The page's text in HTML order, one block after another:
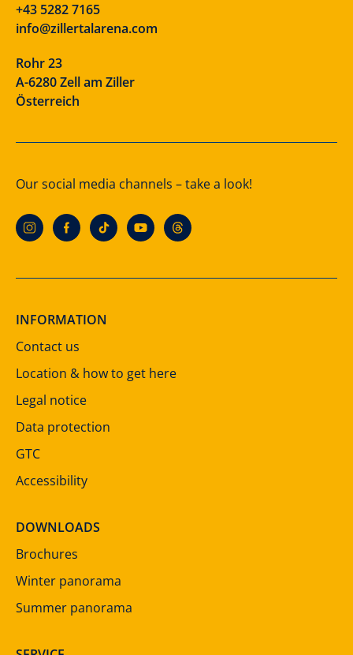
+43 5282 7165
info@zillertalarena.com
Rohr 23
A-6280 Zell am Ziller
Österreich
Our social media channels – take a look!
INFORMATION
Contact us
Location & how to get here
Legal notice
Data protection
GTC
Accessibility
DOWNLOADS
Brochures
Winter panorama
Summer panorama